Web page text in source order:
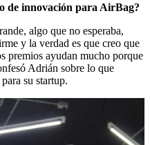
de innovación para AirBag?
algo que no esperaba,
y la verdad es que creo que
premios ayudan mucho porque
Adrián sobre lo que
su startup.